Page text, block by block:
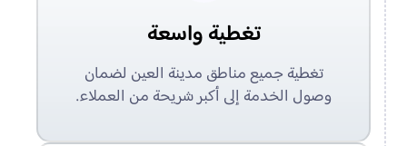
تغطية واسعة
تغطية جميع مناطق مدينة العين لضمان
وصول الخدمة إلى أكبر شريحة من العملاء.